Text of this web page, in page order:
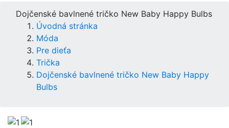
Dojčenské bavlnené tričko New Baby Happy Bulbs
Úvodná stránka
Móda
Pre dieťa
Trička
Dojčenské bavlnené tričko New Baby Happy
Bulbs